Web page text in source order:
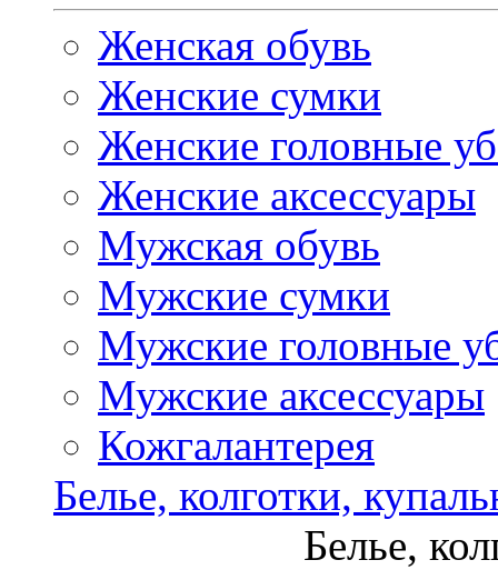
Женская обувь
Женские сумки
Женские головные
Женские аксессуары
Мужская обувь
Мужские сумки
Мужские головные
Мужские аксессуары
Кожгалантерея
Белье, колготки,
Белье,